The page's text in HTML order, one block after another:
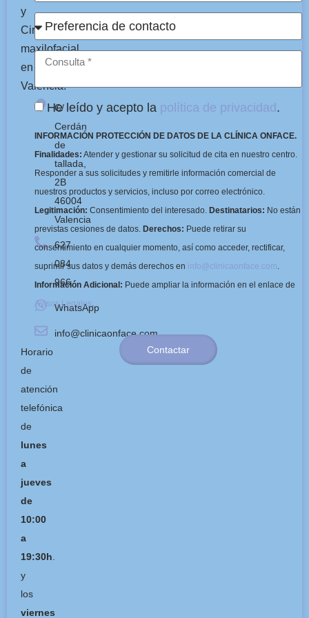
y
Cirugía
maxilofacial
en
Valencia.
C/
Cerdán
de
tallada,
2B
46004
Valencia
627
084
966
WhatsApp
info@clinicaonface.com
Horario
de
atención
telefónica
de
lunes
a
jueves
de
10:00
a
19:30h.
y
los
viernes
He leído y acepto la política de privacidad .
INFORMACIÓN PROTECCIÓN DE DATOS DE LA CLÍNICA ONFACE.
Finalidades: Atender y gestionar su solicitud de cita en nuestro centro.
Responder a sus solicitudes y remitirle información comercial de
nuestros productos y servicios, incluso por correo electrónico.
Legitimación: Consentimiento del interesado. Destinatarios: No están
previstas cesiones de datos. Derechos: Puede retirar su
consentimiento en cualquier momento, así como acceder, rectificar,
suprimir sus datos y demás derechos en info@clinicaonface.com.
Información Adicional: Puede ampliar la información en el enlace de
Avisos Legales.
Contactar